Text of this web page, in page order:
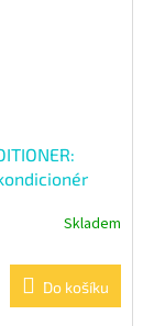
Skladem
Do košíku